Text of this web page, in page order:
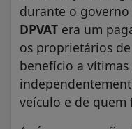
durante o governo
DPVAT era um
os proprietários
benefício a
veículo e de quem